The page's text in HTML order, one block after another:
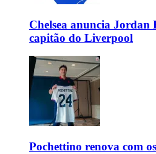
Chelsea anuncia Jordan
capitão do Liverpool
Pochettino renova com